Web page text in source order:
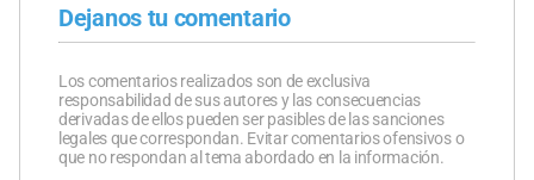
Dejanos tu comentario
Los comentarios realizados son de exclusiva
responsabilidad de sus autores y las consecuencias
derivadas de ellos pueden ser pasibles de las sanciones
legales que correspondan. Evitar comentarios ofensivos o
que no respondan al tema abordado en la información.